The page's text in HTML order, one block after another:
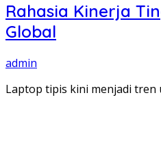
Rahasia Kinerja
Global
admin
Laptop tipis kini menjadi